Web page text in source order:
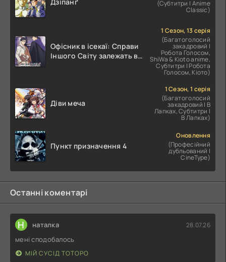
(Субтитри | Anime
Classic)
Офісник в ісекаї: Справи
Іншого Світу залежать від
1 Сезон, 13 серія
(Багатоголосий
закадровий |
Робота Голосом,
ShiWa & Kioto anime,
Субтитри | Робота
Голосом, Кіото)
Діви меча
1 Сезон, 1 серія
(Багатоголосий
закадровий | В
Лапках, Субтитри |
В Лапках)
Пункт призначення 4
Оновлення
(Професійний
дубльований |
CineType)
Останні коментарі
Н наталка 28.07.26
мені сподобалось
МІЙ СУСІД ТОТОРО